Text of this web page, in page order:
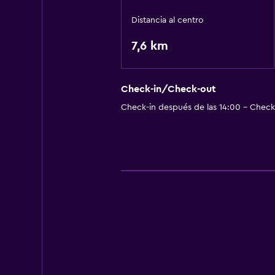
Distancia al centro
7,6 km
Check-in/Check-out
Check-in después de las 14:00 -